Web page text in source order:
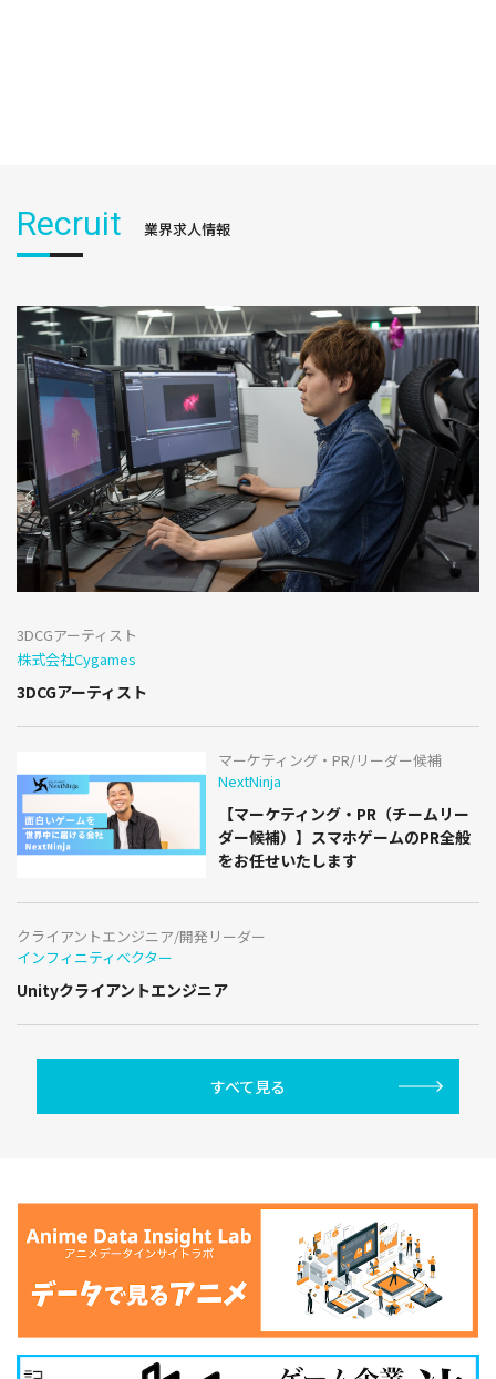
Recruit 業界求人情報
3DCGアーティスト
株式会社Cygames
3DCGアーティスト
マーケティング・PR/リーダー候補
NextNinja
【マーケティング・PR（チームリー
ダー候補）】スマホゲームのPR全般
をお任せいたします
クライアントエンジニア/開発リーダー
インフィニティベクター
Unityクライアントエンジニア
すべて見る